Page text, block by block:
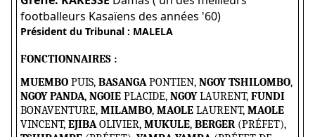
footballeurs Kasaïens des années '60)
Président du Tribunal : MALELA
FONCTIONNAIRES :
MUEMBO PUIS,BASANGAPONTIEN,NGOY TSHILOMBO,
NGOY PANDA, NGOIE PLACIDE,NGOYLAURENT,FUNDI
BONAVENTURE,MILAMBO,MAOLE LAURENT,MAOLE
VINCENT,EJIBAOLIVIER,MUKULE,BERGER (PRÉFET),